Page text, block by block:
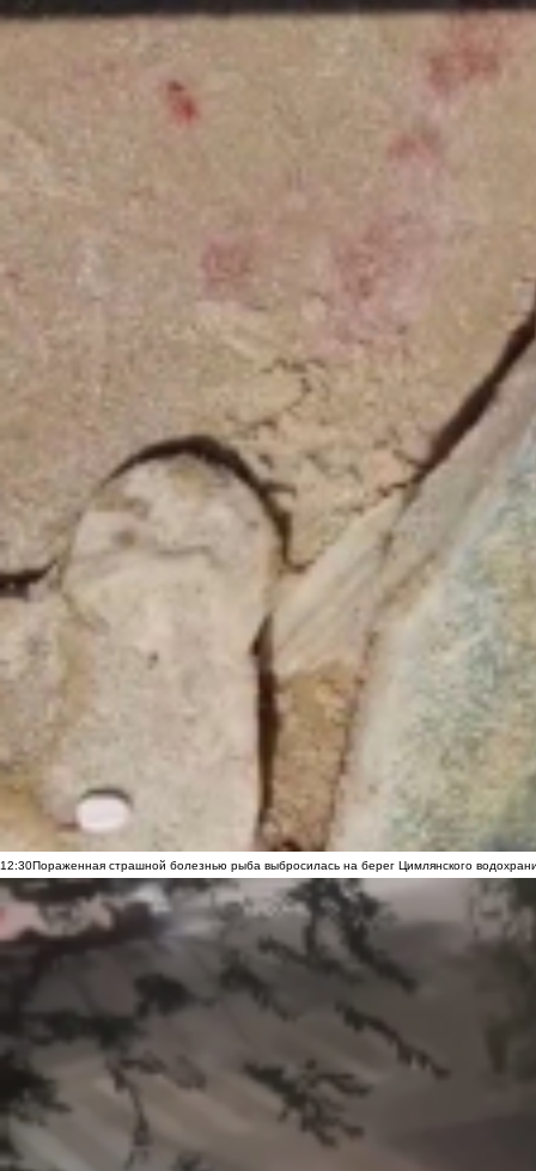
12:30Пораженная страшной болезнью рыба выбросилась на берег Цимлянского